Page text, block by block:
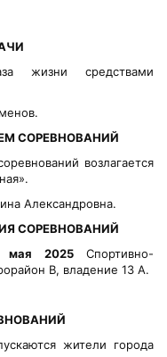
жизни средствами
СОРЕВНОВАНИЙ
возлагается
Александровна.
СОРЕВНОВАНИЙ
мая 2025Спортивно-
В, владение 13 А.
жители города